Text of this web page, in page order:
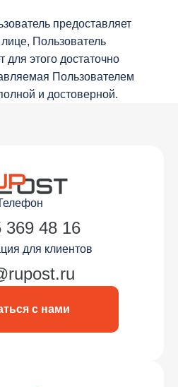
предоставляет
Пользователь
для этого достаточно
Пользователем
и достоверной.
369 48 16
для клиентов
с нами